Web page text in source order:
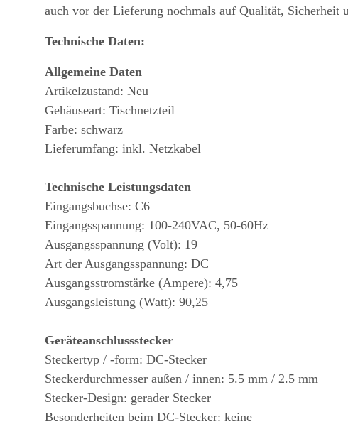
auch vor der Lieferung nochmals auf Qualität, Sicherheit
Technische Daten:
Allgemeine Daten
Artikelzustand: Neu
Gehäuseart: Tischnetzteil
Farbe: schwarz
Lieferumfang: inkl. Netzkabel
Technische Leistungsdaten
Eingangsbuchse: C6
Eingangsspannung: 100-240VAC, 50-60Hz
Ausgangsspannung (Volt): 19
Art der Ausgangsspannung: DC
Ausgangsstromstärke (Ampere): 4,75
Ausgangsleistung (Watt): 90,25
Geräteanschlussstecker
Steckertyp / -form: DC-Stecker
Steckerdurchmesser außen / innen: 5.5 mm / 2.5 mm
Stecker-Design: gerader Stecker
Besonderheiten beim DC-Stecker: keine